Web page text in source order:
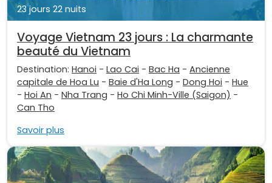
23 jours 22 nuits
Voyage Vietnam 23 jours : La charmante
beauté du Vietnam
Destination: Hanoi - Lao Cai - Bac Ha - Ancienne
capitale de Hoa Lu - Baie d'Ha Long - Dong Hoi - Hue
- Hoi An - Nha Trang - Ho Chi Minh-Ville (Saigon) -
Can Tho
Savoir plus